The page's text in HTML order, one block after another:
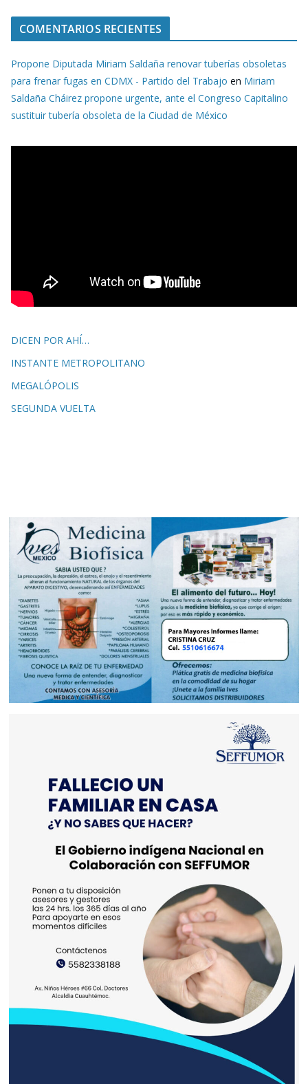
COMENTARIOS RECIENTES
Propone Diputada Miriam Saldaña renovar tuberías obsoletas
para frenar fugas en CDMX - Partido del Trabajo en Miriam
Saldaña Cháirez propone urgente, ante el Congreso Capitalino
sustituir tubería obsoleta de la Ciudad de México
DICEN POR AHÍ…
INSTANTE METROPOLITANO
MEGALÓPOLIS
SEGUNDA VUELTA